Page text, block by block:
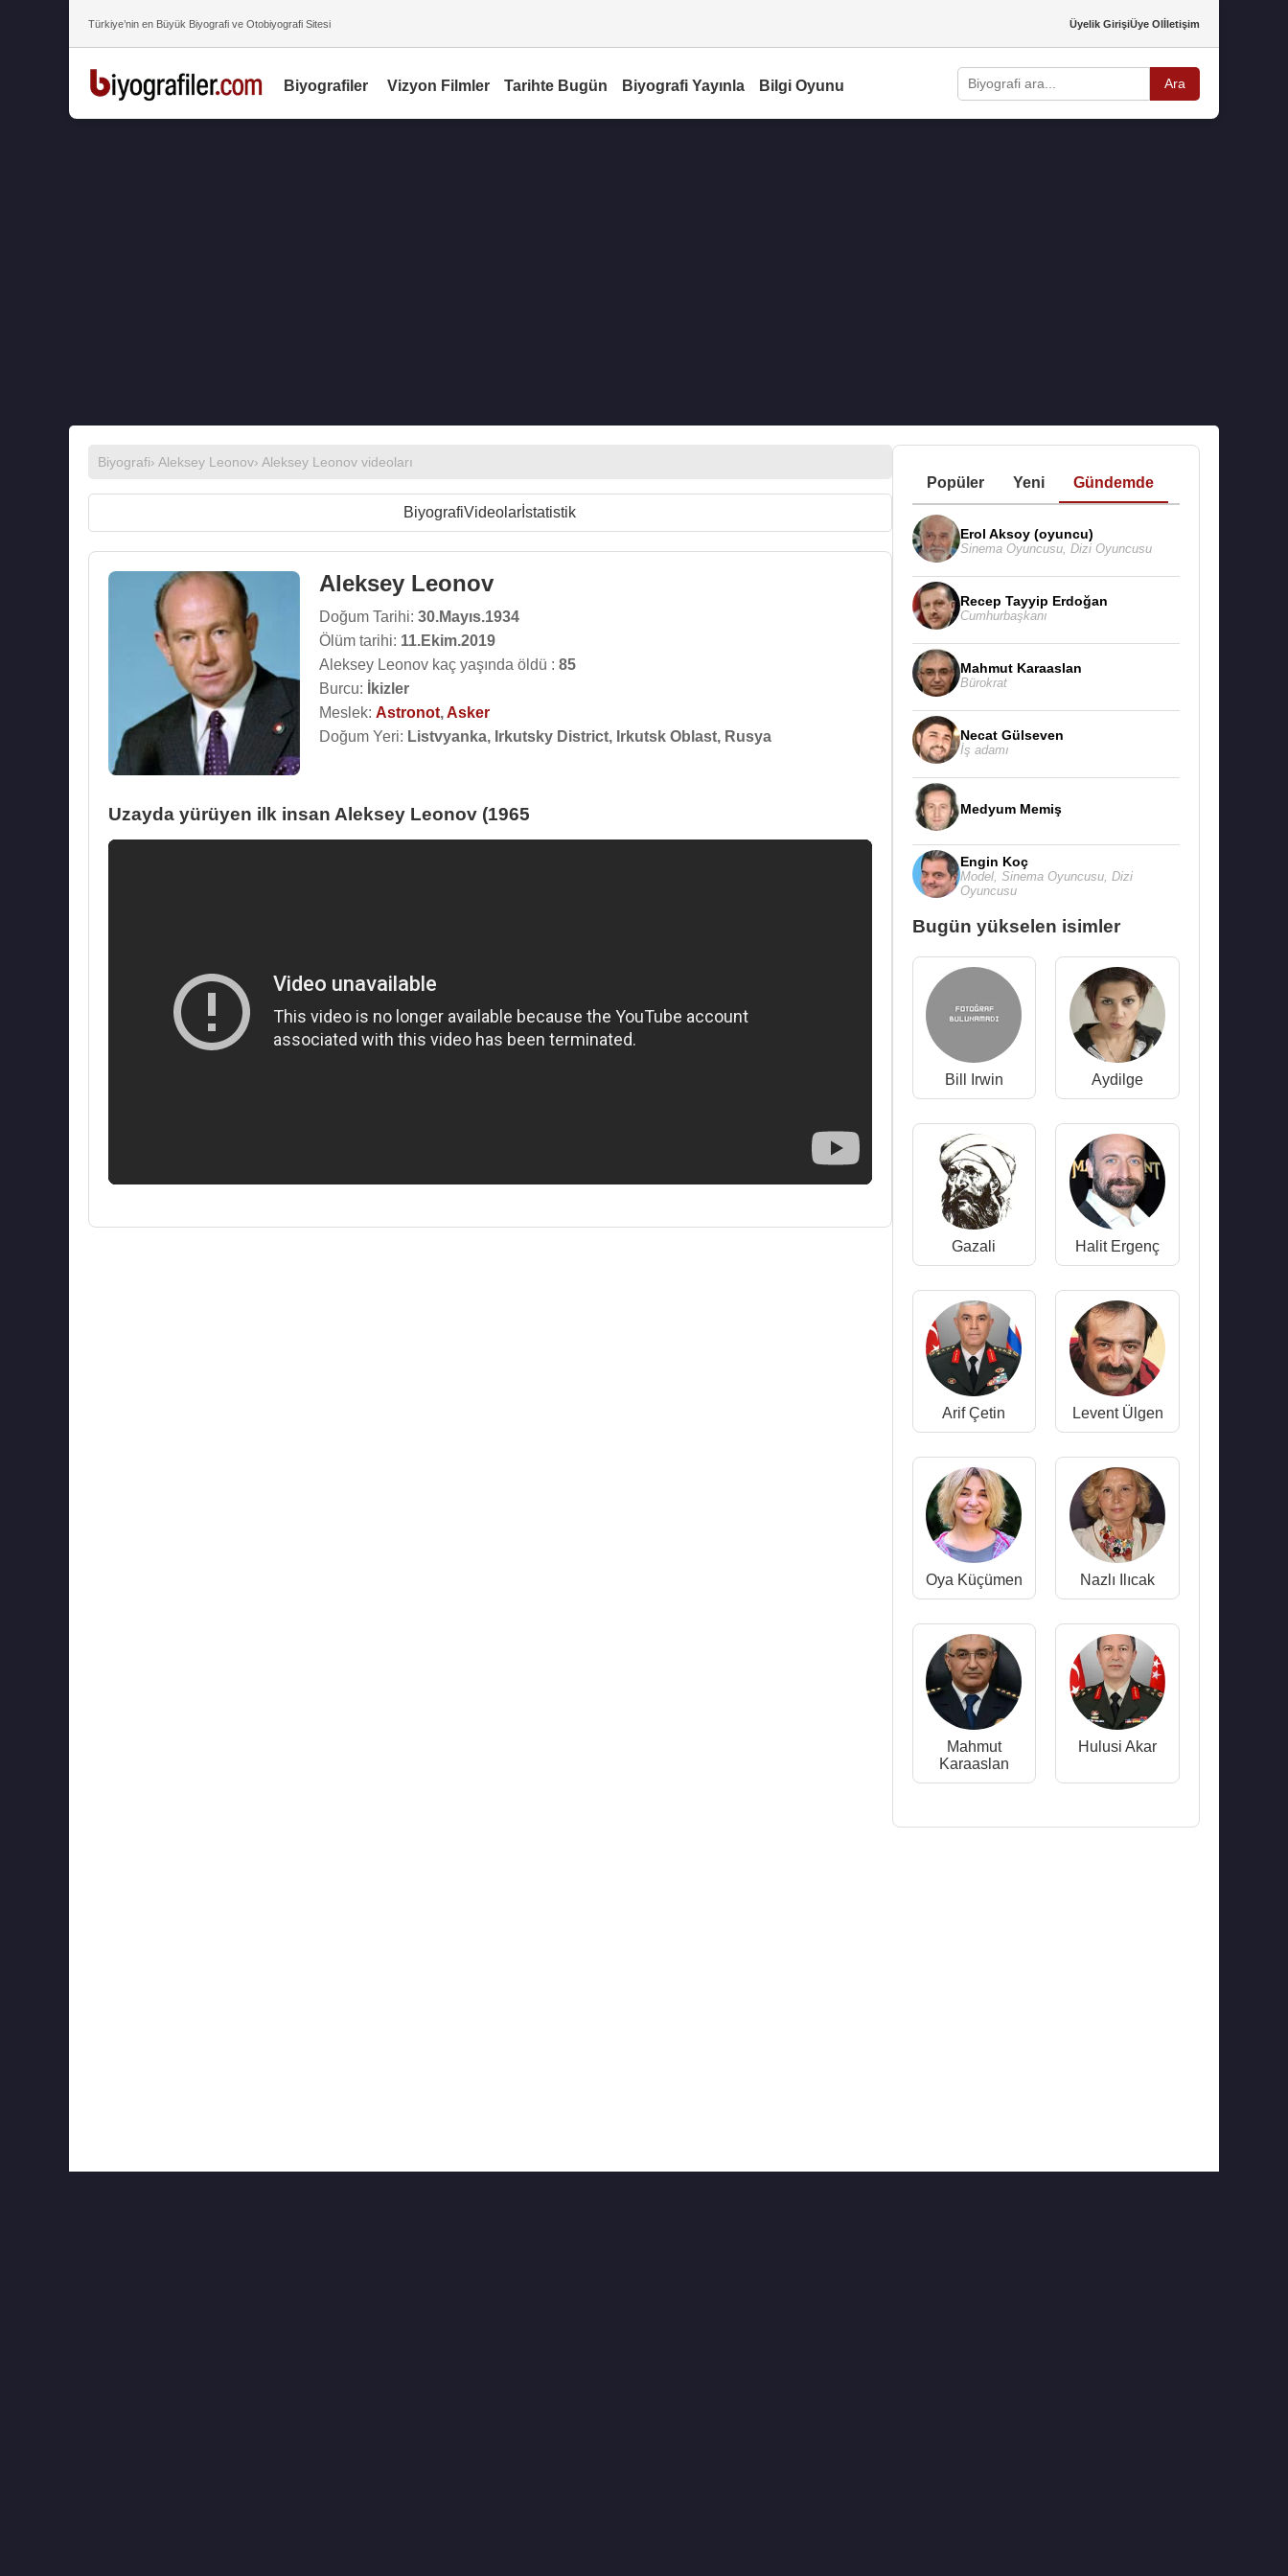
Türkiye’nin en Büyük Biyografi ve Otobiyografi Sitesi Üyelik GirişiÜye Olİletişim
Biyografiler Vizyon Filmler Tarihte Bugün Biyografi Yayınla Bilgi Oyunu Ara
Biyografi› Aleksey Leonov› Aleksey Leonov videoları
BiyografiVideolar İstatistik
Aleksey Leonov
Doğum Tarihi: 30.Mayıs.1934
Ölüm tarihi: 11.Ekim.2019
Aleksey Leonov kaç yaşında öldü : 85
Burcu:
İkizler
Meslek: Astronot,Asker
Doğum Yeri: Listvyanka, Irkutsky District, Irkutsk Oblast, Rusya
Uzayda yürüyen ilk insan Aleksey Leonov (1965
Popüler Yeni Gündemde
Erol Aksoy (oyuncu)
Sinema Oyuncusu, Dizi Oyuncusu
Recep Tayyip Erdoğan
Cumhurbaşkanı
Mahmut Karaaslan
Bürokrat
Necat Gülseven
İş adamı
Medyum Memiş
Engin Koç
Model, Sinema Oyuncusu, Dizi
Oyuncusu
Bugün yükselen isimler
Bill Irwin Aydilge
Gazali Halit Ergenç
Arif Çetin Levent Ülgen
Oya Küçümen Nazlı Ilıcak
Mahmut
Karaaslan
Hulusi Akar